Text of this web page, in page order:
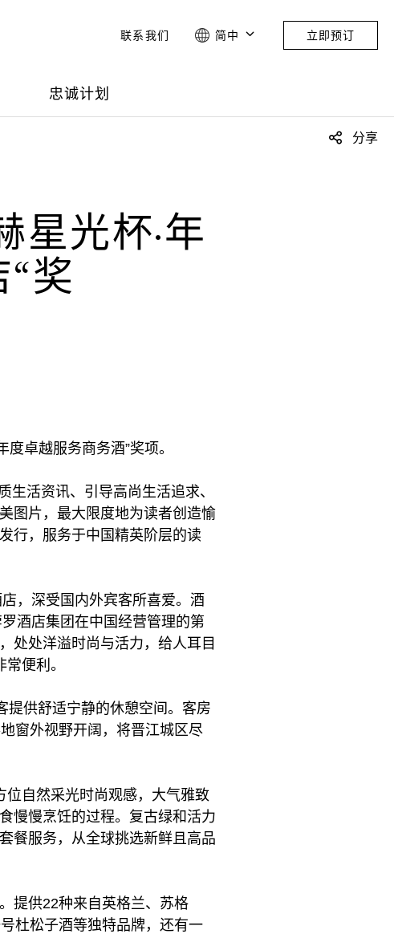
联系我们 简中 立即预订
忠诚计划
分享
星光杯·年
奖
卓越服务商务酒”奖项。
活资讯、引导高尚生活追求、
图片，最大限度地为读者创造愉
行，服务于中国精英阶层的读
，深受国内外宾客所喜爱。酒
酒店集团在中国经营管理的第
处处洋溢时尚与活力，给人耳目
便利。
提供舒适宁静的休憩空间。客房
窗外视野开阔，将晋江城区尽
位自然采光时尚观感，大气雅致
慢慢烹饪的过程。复古绿和活力
餐服务，从全球挑选新鲜且高品
提供22种来自英格兰、苏格
杜松子酒等独特品牌，还有一